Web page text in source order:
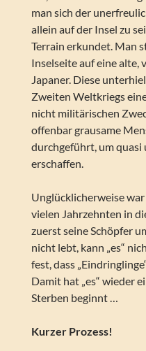
man sich der
allein auf der Insel zu
Terrain erkundet. Man
Inselseite auf eine alte,
Japaner. Diese
Zweiten Weltkriegs
nicht militärischen
offenbar grausame
durchgeführt, um quasi
erschaffen.
Unglücklicherweise
vielen Jahrzehnten in
zuerst seine Schöpfer
nicht lebt, kann „es“
fest, dass
Damit hat „es“ wieder
Sterben beginnt …
Kurzer Prozess!